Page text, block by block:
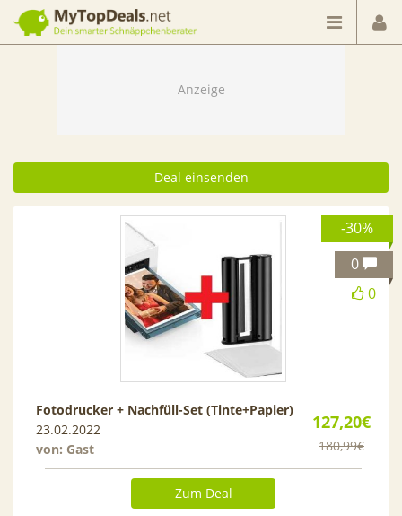
Dein smarter Schnäppchenberater
Deal einsenden
-30%
0
0
127,20€
180,99€
Fotodrucker + Nachfüll-Set (Tinte+Papier)
23.02.2022
von: Gast
Zum Deal